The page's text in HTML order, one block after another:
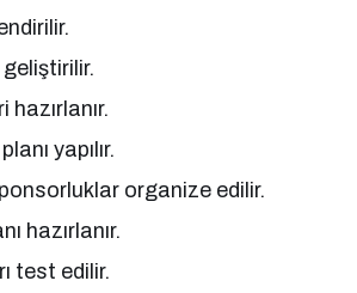
hazırlanır.
yapılır.
organize edilir.
hazırlanır.
test edilir.